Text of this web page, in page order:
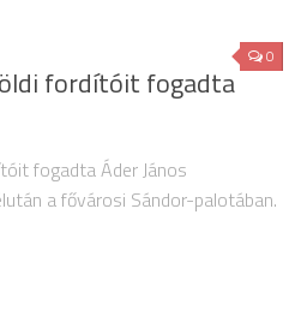
0
fordítóit fogadta
fogadta Áder János
a fővárosi Sándor-palotában.